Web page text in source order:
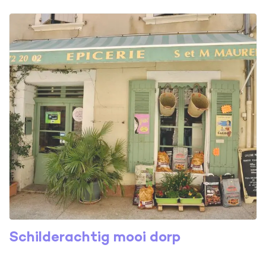
Schilderachtig mooi dorp